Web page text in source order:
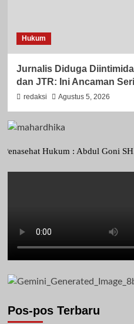
Hukum
Jurnalis Diduga
dan JTR: Ini Ancaman
redaksi Agustus 5, 2026
Hukum : Abdul Goni SH.,
Pos-pos Terbaru